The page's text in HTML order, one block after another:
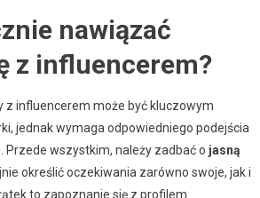
nawiązać
z influencerem?
z influencerem może być kluczowym
jednak wymaga odpowiedniego podejścia
Przede wszystkim, należy zadbać o jasną
określić oczekiwania zarówno swoje, jak i
to zapoznanie się z profilem